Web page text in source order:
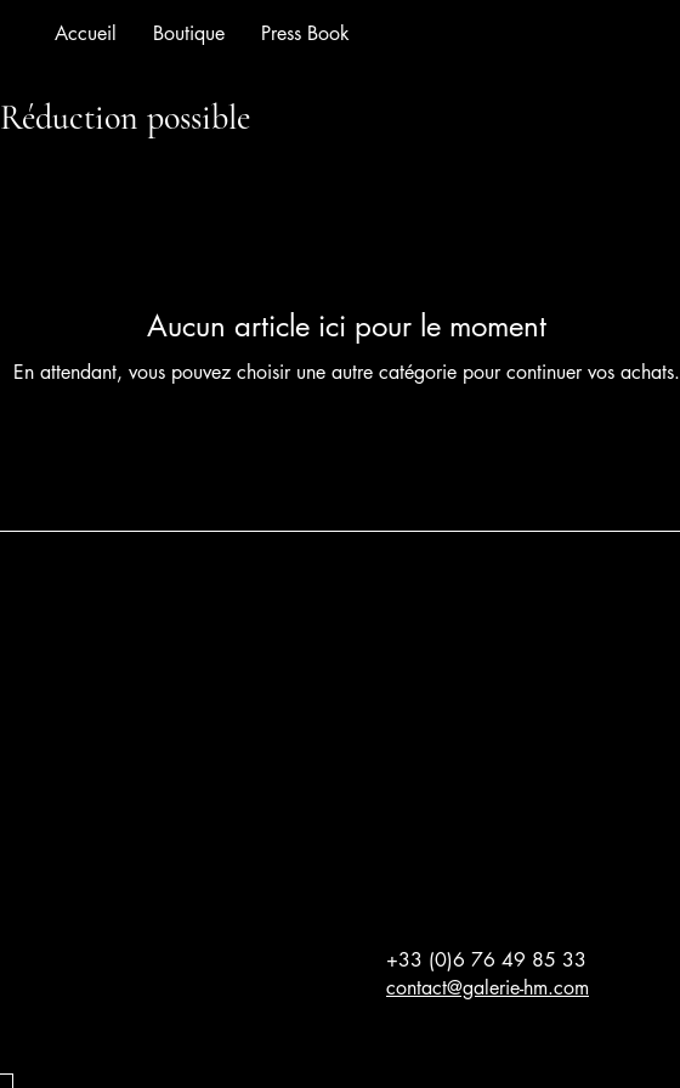
Accueil Boutique Press Book
Réduction possible
Aucun article ici pour le moment
En attendant, vous pouvez choisir une autre catégorie pour continuer vos achats.
+33 (0)6 76 49 85 33
contact@galerie-hm.com